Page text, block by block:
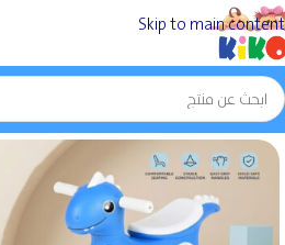
Skip to main content